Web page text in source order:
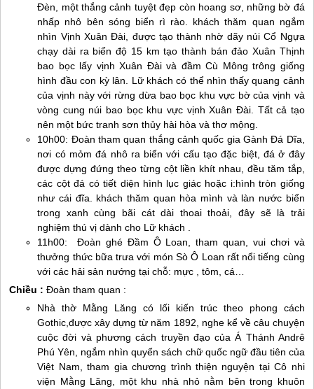
Đèn, một thắng cảnh tuyệt đẹp còn hoang sơ, những bờ đá
nhấp nhô bên sóng biển rì rào. khách thăm quan ngắm
nhìn Vịnh Xuân Đài, được tạo thành nhờ dãy núi Cổ Ngựa
chạy dài ra biển độ 15 km tạo thành bán đảo Xuân Thịnh
bao bọc lấy vịnh Xuân Đài và đầm Cù Mông trông giống
hình đầu con kỳ lân. Lữ khách có thể nhìn thấy quang cảnh
của vịnh này với rừng dừa bao bọc khu vực bờ của vịnh và
vòng cung núi bao bọc khu vực vịnh Xuân Đài. Tất cả tạo
nên một bức tranh sơn thủy hài hòa và thơ mộng.
10h00: Đoàn tham quan thắng cảnh quốc gia Gành Đá Dĩa,
nơi có mỏm đá nhô ra biển với cấu tạo đặc biệt, đá ở đây
được dựng đứng theo từng cột liền khít nhau, đều tăm tắp,
các cột đá có tiết diện hình lục giác hoặc i:hình tròn giống
như cái đĩa. khách thăm quan hòa mình và làn nước biển
trong xanh cùng bãi cát dài thoai thoải, đây sẽ là trải
nghiệm thú vị dành cho Lữ khách .
11h00: Đoàn ghé Đầm Ô Loan, tham quan, vui chơi và
thưởng thức bữa trưa với món Sò Ô Loan rất nổi tiếng cùng
với các hải sản nướng tại chỗ: mực , tôm, cá…
Chiều : Đoàn tham quan :
Nhà thờ Mằng Lăng có lối kiến trúc theo phong cách
Gothic,được xây dựng từ năm 1892, nghe kể về câu chuyện
cuộc đời và phương cách truyền đạo của Á Thánh Andrê
Phú Yên , ngắm nhìn quyển sách chữ quốc ngữ đầu tiên của
Việt Nam, tham gia chương trình thiện nguyện tại Cô nhi
viện Mằng Lăng, một khu nhà nhỏ nằm bên trong khuôn